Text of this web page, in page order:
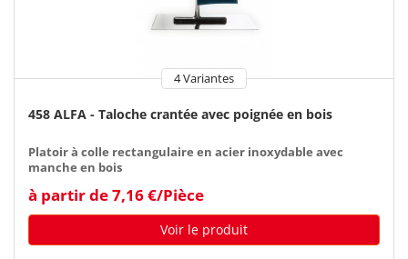
4 Variantes
458 ALFA - Taloche crantée avec poignée en bois
Platoir à colle rectangulaire en acier inoxydable avec
manche en bois
à partir de 7,16 €/Pièce
Voir le produit